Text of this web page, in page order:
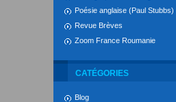
Poésie anglaise (Paul Stubbs)
Revue Brèves
Zoom France Roumanie
CATÉGORIES
Blog